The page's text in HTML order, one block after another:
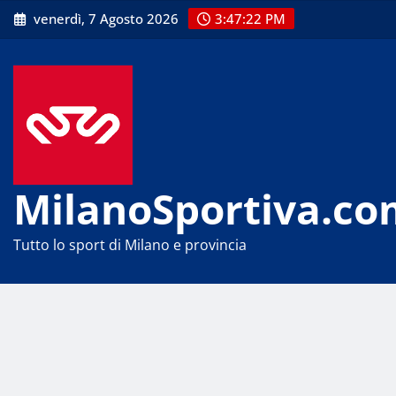
Skip
to
venerdì, 7 Agosto 2026 3:47:22 PM
Tutto lo sport di Milano e provincia